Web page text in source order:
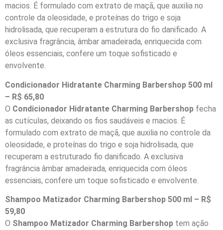
macios. É formulado com extrato de maçã, que auxilia no
controle da oleosidade, e proteínas do trigo e soja
hidrolisada, que recuperam a estrutura do fio danificado. A
exclusiva fragrância, âmbar amadeirada, enriquecida com
óleos essenciais, confere um toque sofisticado e
envolvente.
Condicionador Hidratante Charming Barbershop 500 ml
– R$ 65,80
O Condicionador Hidratante Charming Barbershop fecha
as cutículas, deixando os fios saudáveis e macios. É
formulado com extrato de maçã, que auxilia no controle da
oleosidade, e proteínas do trigo e soja hidrolisada, que
recuperam a estruturado fio danificado. A exclusiva
fragrância âmbar amadeirada, enriquecida com óleos
essenciais, confere um toque sofisticado e envolvente.
Shampoo Matizador Charming Barbershop 500 ml – R$
59,80
O Shampoo Matizador Charming Barbershop tem ação